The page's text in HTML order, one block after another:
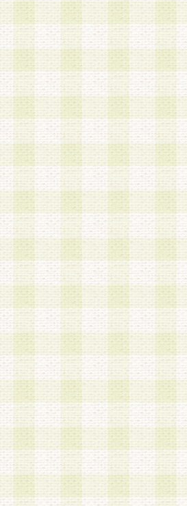
d.その他これらに付随する
2.当社は、会員個人を識
会員情報を本人の承諾な
人を識別できる情報につ
社は事前に会員本人の同
3.前項の定めに拘わらず
意を 得ることなく、会員
づき選定した委託業者に
できるものとします。な
契約を締結しこれを遵守
の注意をもって当該情報
a.本サービスに係る謝礼
b.会員からの電話、メー
c.モバイルリサーチ、また
実施もしくは運営
d.その他これらに付随する
4.会員は、住所、電話番
合は、速やかに当社所定
5.当社は、必要と認めた
手段により登録情報の対
の内容が正確であること
うことができるものとます
6.会員は、会員登録後当
して、当社指定の期間内
該期間内に更新手続きを
発行したポイントは失効